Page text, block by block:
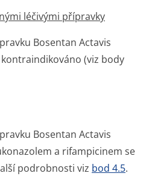
léčivými přípravky
Bosentan Actavis
(viz body
Bosentan Actavis
a rifampicinem se
podrobnosti viz bod 4.5.